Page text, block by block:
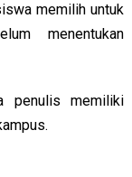
memilih untuk
menentukan
penulis memiliki